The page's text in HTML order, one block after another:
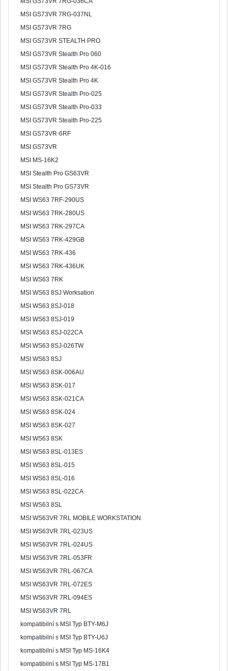
MSI GS73VR 7RG-037NL
MSI GS73VR 7RG
MSI GS73VR STEALTH PRO
MSI GS73VR Stealth Pro 060
MSI GS73VR Stealth Pro 4K-016
MSI GS73VR Stealth Pro 4K
MSI GS73VR Stealth Pro-025
MSI GS73VR Stealth Pro-033
MSI GS73VR Stealth Pro-225
MSI GS73VR-6RF
MSI GS73VR
MSI MS-16K2
MSI Stealth Pro GS63VR
MSI Stealth Pro GS73VR
MSI WS63 7RF-290US
MSI WS63 7RK-280US
MSI WS63 7RK-297CA
MSI WS63 7RK-429GB
MSI WS63 7RK-436
MSI WS63 7RK-436UK
MSI WS63 7RK
MSI WS63 8SJ Worksation
MSI WS63 8SJ-018
MSI WS63 8SJ-019
MSI WS63 8SJ-022CA
MSI WS63 8SJ-026TW
MSI WS63 8SJ
MSI WS63 8SK-006AU
MSI WS63 8SK-017
MSI WS63 8SK-021CA
MSI WS63 8SK-024
MSI WS63 8SK-027
MSI WS63 8SK
MSI WS63 8SL-013ES
MSI WS63 8SL-015
MSI WS63 8SL-016
MSI WS63 8SL-022CA
MSI WS63 8SL
MSI WS63VR 7RL MOBILE WORKSTATION
MSI WS63VR 7RL-023US
MSI WS63VR 7RL-024US
MSI WS63VR 7RL-053FR
MSI WS63VR 7RL-067CA
MSI WS63VR 7RL-072ES
MSI WS63VR 7RL-094ES
MSI WS63VR 7RL
kompatibilní s MSI Typ BTY-M6J
kompatibilní s MSI Typ BTY-U6J
kompatibilní s MSI Typ MS-16K4
kompatibilní s MSI Typ MS-17B1